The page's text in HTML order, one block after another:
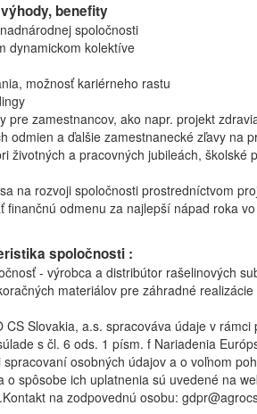
benefity
spoločnosti
dynamickom kolektíve
možnosť kariérneho rastu
pre zamestnancov, ako napr. projekt
odmien a ďalšie zamestnanecké zľavy na
životných a pracovných jubileách, školské
na rozvoji spoločnosti prostredníctvom
finančnú odmenu za najlepší nápad roka
spoločnosti :
- výrobca a distribútor rašelinových
materiálov pre záhradné
CS Slovakia, a.s. spracováva údaje v
s čl. 6 ods. 1 písm. f Nariadenia
osobných údajov a o voľnom
o spôsobe ich uplatnenia sú uvedené na
na zodpovednú osobu: